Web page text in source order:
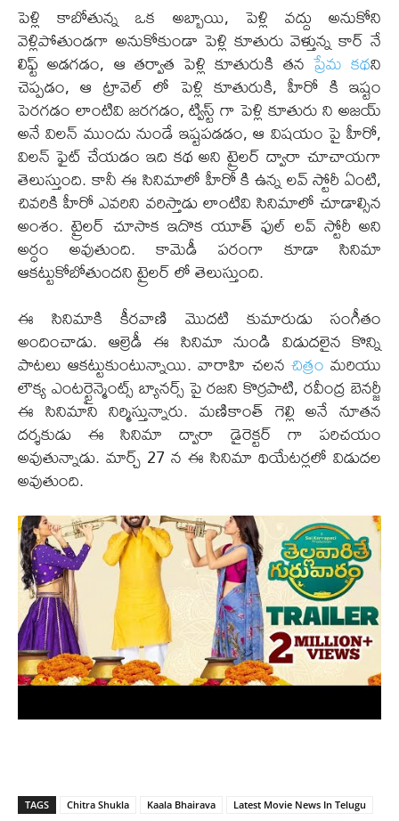
పెళ్లి కాబోతున్న ఒక అబ్బాయి, పెళ్లి వద్దు అనుకోని
వెళ్లిపోతుండగా అనుకోకుండా పెళ్లి కూతురు వెళ్తున్న కార్ నే
లిఫ్ట్ అడగడం, ఆ తర్వాత పెళ్లి కూతురుకి తన ప్రేమ కథని
చెప్పడం, ఆ ట్రావెల్ లో పెళ్లి కూతురుకి, హీరో కి ఇష్టం
పెరగడం లాంటివి జరగడం, ట్విస్ట్ గా పెళ్లి కూతురు ని అజయ్
అనే విలన్ ముందు నుండే ఇష్టపడడం, ఆ విషయం పై హీరో,
విలన్ ఫైట్ చేయడం ఇది కథ అని ట్రైలర్ ద్వారా చూచాయగా
తెలుస్తుంది. కానీ ఈ సినిమాలో హీరో కి ఉన్న లవ్ స్టోరీ ఏంటి,
చివరికి హీరో ఎవరిని వరిస్తాడు లాంటివి సినిమాలో చూడాల్సిన
అంశం. ట్రైలర్ చూసాక ఇదొక యూత్ ఫుల్ లవ్ స్టోరీ అని
అర్ధం అవుతుంది. కామెడీ పరంగా కూడా సినిమా
ఆకట్టుకోబోతుందని ట్రైలర్ లో తెలుస్తుంది.
ఈ సినిమాకి కీరవాణి మొదటి కుమారుడు సంగీతం
అందించాడు. ఆల్రెడీ ఈ సినిమా నుండి విడుదలైన కొన్ని
పాటలు ఆకట్టుకుంటున్నాయి. వారాహి చలన చిత్రంమరియు
లౌక్య ఎంటర్టైన్మెంట్స్ బ్యానర్స్ పై రజని కొర్రపాటి, రవీంద్ర బెనర్జీ
ఈ సినిమాని నిర్మిస్తున్నారు. మణికాంత్ గెల్లి అనే నూతన
దర్శకుడు ఈ సినిమా ద్వారా డైరెక్టర్ గా పరిచయం
అవుతున్నాడు. మార్చ్ 27 న ఈ సినిమా థియేటర్లలో విడుదల
అవుతుంది.
TAGS Chitra Shukla Kaala Bhairava
Latest Movie News In Telugu